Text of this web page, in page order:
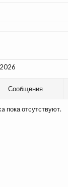
Сообщения
пока отсутствуют.